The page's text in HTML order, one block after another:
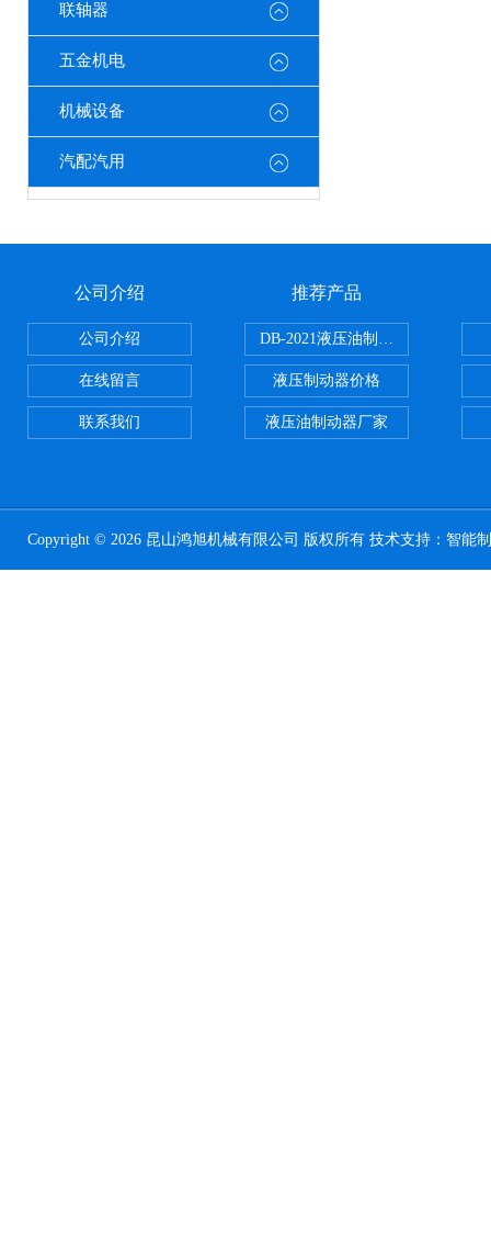
联轴器
五金机电
机械设备
汽配汽用
公司介绍
公司介绍
在线留言
联系我们
推荐产品
DB-2021液压油制动器
液压制动器价格
液压油制动器厂家
Copyright © 2026 昆山鸿旭机械有限公司 版权所有 技术支持： 智能